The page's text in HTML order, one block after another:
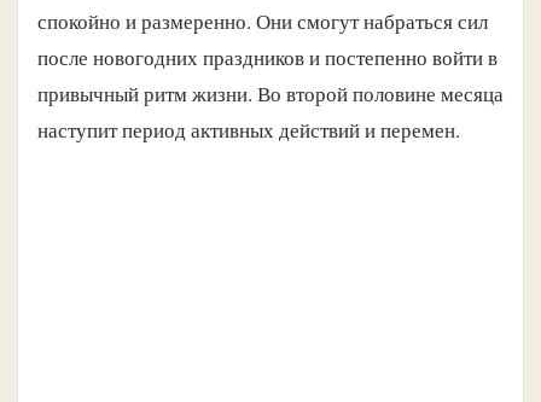
спокойно и размеренно. Они смогут набраться сил
после новогодних праздников и постепенно войти в
привычный ритм жизни. Во второй половине месяца
наступит период активных действий и перемен.